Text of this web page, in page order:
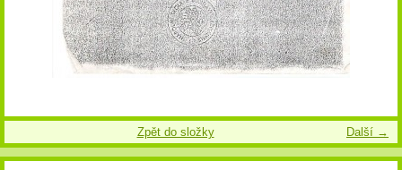
Další →
Zpět do složky